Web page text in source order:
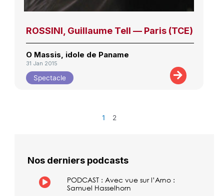
ROSSINI, Guillaume Tell — Paris (TCE)
O Massis, idole de Paname
31 Jan 2015
Spectacle
1 2
Nos derniers podcasts
PODCAST : Avec vue sur l’Arno :
Samuel Hasselhorn